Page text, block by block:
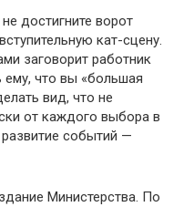
достигните ворот
кат-сцену.
заговорит работник
ему, что вы «большая
вид, что не
от каждого выбора в
событий —
Министерства. По